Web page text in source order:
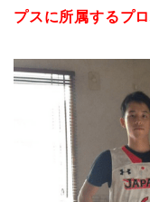
プスに所属するプ